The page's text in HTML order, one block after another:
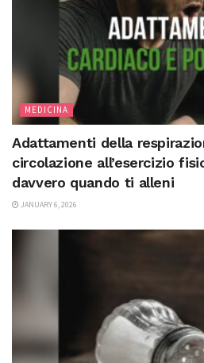
MEDICINA
Adattamenti della
circolazione all’esercizio
davvero quando ti alleni
JANUARY 6, 2026